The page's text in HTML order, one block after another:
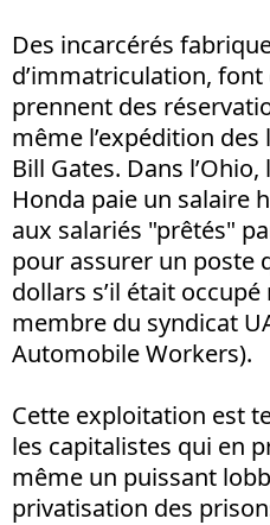
Des incarcérés
d’immatriculation,
prennent des
même l’expédition
Bill Gates. Dans
Honda paie un salaire
aux salariés "prêtés"
pour assurer un poste
dollars s’il était
membre du syndicat
Automobile Workers).
Cette exploitation est
les capitalistes qui en
même un puissant
privatisation des